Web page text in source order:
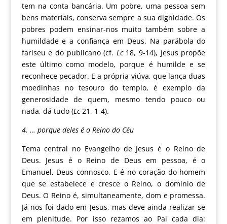
tem na conta bancária. Um pobre, uma pessoa sem
bens materiais, conserva sempre a sua dignidade. Os
pobres podem ensinar-nos muito também sobre a
humildade e a confiança em Deus. Na parábola do
fariseu e do publicano (cf. Lc18, 9-14), Jesus propõe
este último como modelo, porque é humilde e se
reconhece pecador. E a própria viúva, que lança duas
moedinhas no tesouro do templo, é exemplo da
generosidade de quem, mesmo tendo pouco ou
nada, dá tudo (Lc21, 1-4).
4. … porque deles é o Reino do Céu
Tema central no Evangelho de Jesus é o Reino de
Deus. Jesus é o Reino de Deus em pessoa, é o
Emanuel, Deus connosco. E é no coração do homem
que se estabelece e cresce o Reino, o domínio de
Deus. O Reino é, simultaneamente, dom e promessa.
Já nos foi dado em Jesus, mas deve ainda realizar-se
em plenitude. Por isso rezamos ao Pai cada dia: